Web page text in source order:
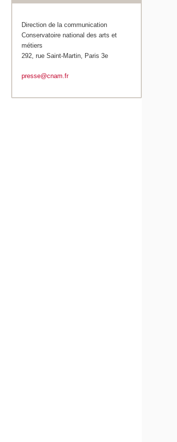
Direction de la communication
Conservatoire national des arts et
métiers
292, rue Saint-Martin, Paris 3e
presse@cnam.fr